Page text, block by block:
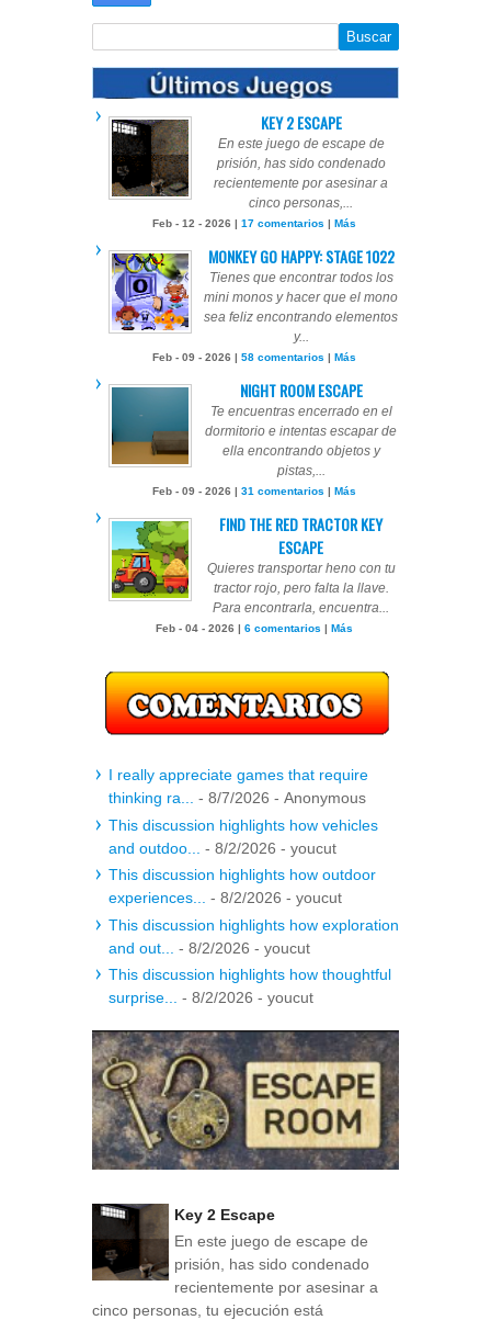
KEY 2 ESCAPE
En este juego de escape de
prisión, has sido condenado
recientemente por asesinar a
cinco personas,...
Feb - 12 - 2026 | 17 comentarios | Más
MONKEY GO HAPPY: STAGE 1022
Tienes que encontrar todos los
mini monos y hacer que el mono
sea feliz encontrando elementos
y...
Feb - 09 - 2026 | 58 comentarios | Más
NIGHT ROOM ESCAPE
Te encuentras encerrado en el
dormitorio e intentas escapar de
ella encontrando objetos y
pistas,...
Feb - 09 - 2026 | 31 comentarios | Más
FIND THE RED TRACTOR KEY
ESCAPE
Quieres transportar heno con tu
tractor rojo, pero falta la llave.
Para encontrarla, encuentra...
Feb - 04 - 2026 | 6 comentarios | Más
I really appreciate games that require
thinking ra...
- 8/7/2026 - Anonymous
This discussion highlights how vehicles
and outdoo...
- 8/2/2026 - youcut
This discussion highlights how outdoor
experiences...
- 8/2/2026 - youcut
This discussion highlights how exploration
and out...
- 8/2/2026 - youcut
This discussion highlights how thoughtful
surprise...
- 8/2/2026 - youcut
Key 2 Escape
En este juego de escape de
prisión, has sido condenado
recientemente por asesinar a
cinco personas, tu ejecución está